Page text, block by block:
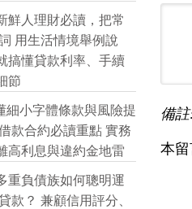
備
本留
鮮人理財必讀，把常
用生活情境舉例說
搞懂貸款利率、手續
節
細小字體條款與風險提
款合約必讀重點 實務
高利息與違約金地雷
重負債族如何聰明運
款？ 兼顧信用評分、